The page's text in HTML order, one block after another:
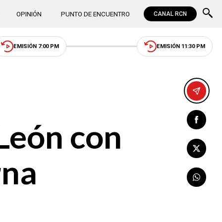
OPINIÓN PUNTO DE ENCUENTRO CANAL RCN
EMISIÓN 7:00 PM EMISIÓN 11:30 PM
con